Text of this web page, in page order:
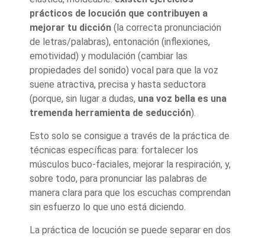
prácticos de locución que contribuyen a
mejorar tu dicción (la correcta pronunciación
de letras/palabras), entonación (inflexiones,
emotividad) y modulación (cambiar las
propiedades del sonido) vocal para que la voz
suene atractiva, precisa y hasta seductora
(porque, sin lugar a dudas, una voz bella es una
tremenda herramienta de seducción).
Esto solo se consigue a través de la práctica de
técnicas específicas para: fortalecer los
músculos buco-faciales, mejorar la respiración, y,
sobre todo, para pronunciar las palabras de
manera clara para que los escuchas comprendan
sin esfuerzo lo que uno está diciendo.
La práctica de locución se puede separar en dos